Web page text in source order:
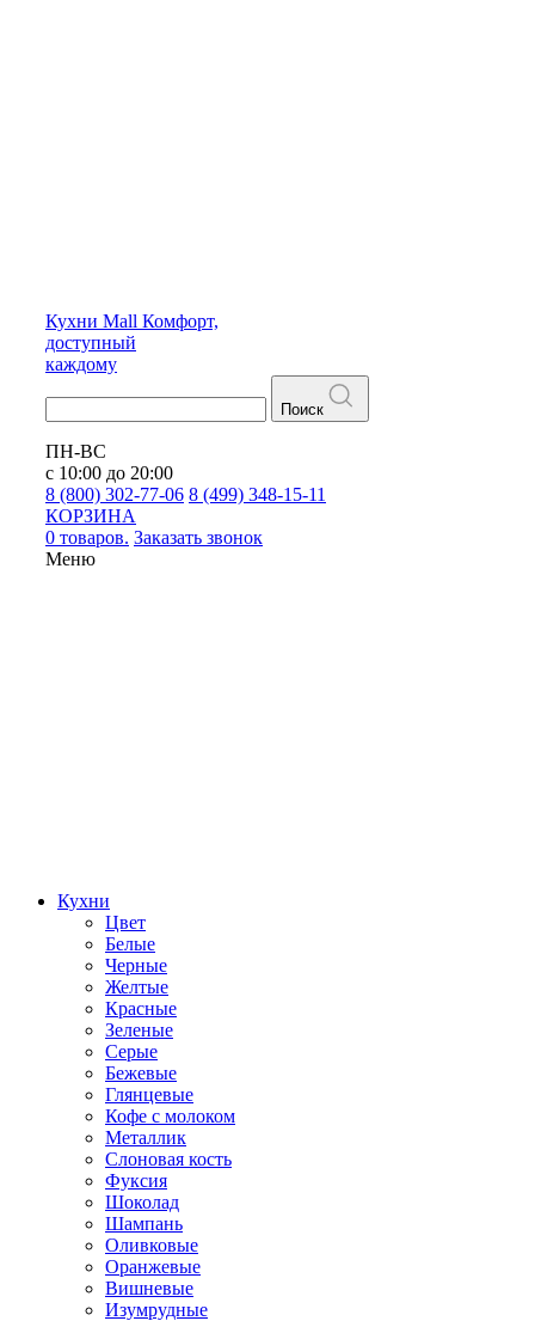
Кухни Mall Комфорт,
доступный
каждому
Поиск
ПН-ВС
с 10:00 до 20:00
8 (800) 302-77-06 8 (499) 348-15-11
КОРЗИНА
0 товаров. Заказать звонок
Меню
Кухни
Цвет
Белые
Черные
Желтые
Красные
Зеленые
Серые
Бежевые
Глянцевые
Кофе с молоком
Металлик
Слоновая кость
Фуксия
Шоколад
Шампань
Оливковые
Оранжевые
Вишневые
Изумрудные